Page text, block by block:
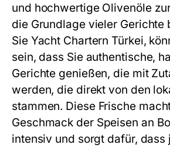
und hochwertige Olivenöle
die Grundlage vieler Gerichte
Sie Yacht Chartern Türkei,
sein, dass Sie authentische,
Gerichte genießen, die mit
werden, die direkt von den
stammen. Diese Frische
Geschmack der Speisen an
intensiv und sorgt dafür, dass